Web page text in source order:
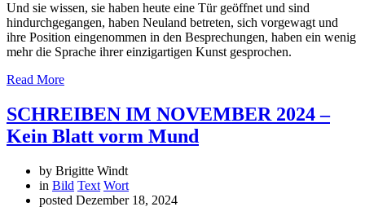
Und sie wissen, sie haben heute eine Tür geöffnet und sind
hindurchgegangen, haben Neuland betreten, sich vorgewagt und
ihre Position eingenommen in den Besprechungen, haben ein wenig
mehr die Sprache ihrer einzigartigen Kunst gesprochen.
Read More
SCHREIBEN IM NOVEMBER 2024 –
Kein Blatt vorm Mund
by Brigitte Windt
in Bild Text Wort
posted Dezember 18, 2024